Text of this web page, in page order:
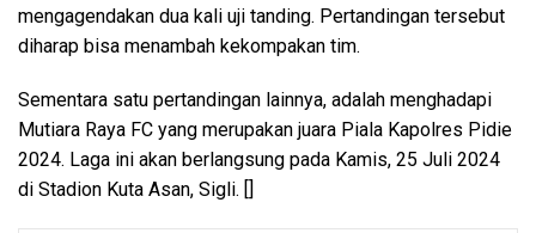
mengagendakan dua kali uji tanding. Pertandingan tersebut
diharap bisa menambah kekompakan tim.
Sementara satu pertandingan lainnya, adalah menghadapi
Mutiara Raya FC yang merupakan juara Piala Kapolres Pidie
2024. Laga ini akan berlangsung pada Kamis, 25 Juli 2024
di Stadion Kuta Asan, Sigli. []